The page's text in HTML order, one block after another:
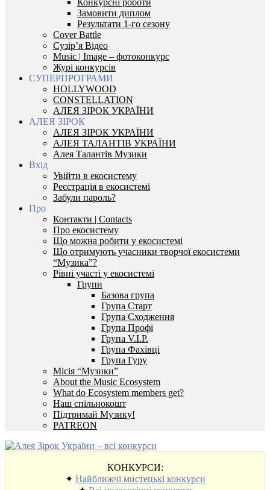
Конкурсні роботи
Замовити диплом
Результати 1-го сезону
Cover Battle
Сузір’я Відео
Music | Image – фотоконкурс
Журі конкурсів
СУПЕРПРОГРАМИ
HOLLYWOOD
CONSTELLATION
АЛЕЯ ЗІРОК УКРАЇНИ
АЛЕЯ ЗІРОК
АЛЕЯ ЗІРОК УКРАЇНИ
АЛЕЯ ТАЛАНТІВ УКРАЇНИ
Алея Талантів Музики
Вхід
Увійти в екосистему
Реєстрація в екосистемі
Забули пароль?
Про
Контакти | Contacts
Про екосистему
Що можна робити у екосистемі
Що отримують учасники творчої екосистеми
“Музика”?
Рівні участі у екосистемі
Групи
Базова група
Група Старт
Група Сходження
Група Профі
Група V.I.P.
Група Фахівці
Група Гуру
Місія “Музики”
About the Music Ecosystem
What do Ecosystem members get?
Наш спільнокошт
Підтримай Музику!
PATREON
КОНКУРСИ:
✦ Найближчі мистецькі конкурси